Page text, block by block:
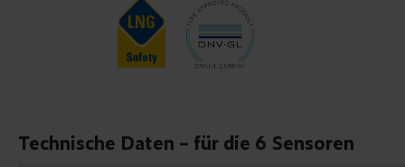
Technische Daten – für die 6 Sensoren